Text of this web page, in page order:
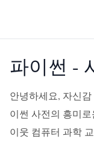
파이썬 -
안녕하세요, 자신
이썬 사전의 흥미
이웃 컴퓨터 과학